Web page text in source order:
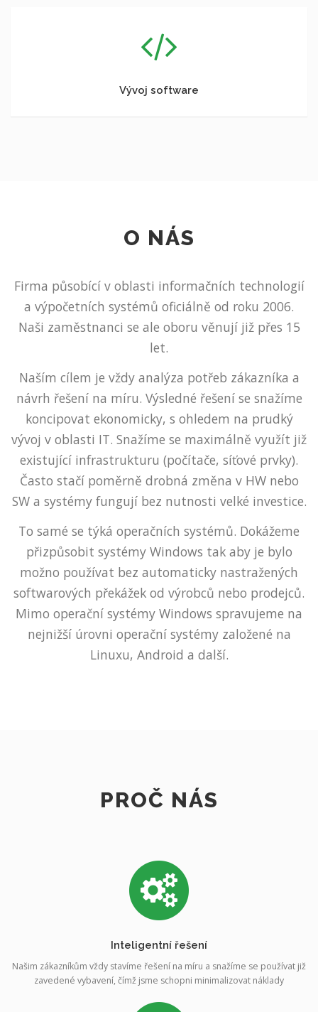
Vývoj software
O NÁS
Firma působící v oblasti informačních technologií
a výpočetních systémů oficiálně od roku 2006.
Naši zaměstnanci se ale oboru věnují již přes 15
let.
Naším cílem je vždy analýza potřeb zákazníka a
návrh řešení na míru. Výsledné řešení se snažíme
koncipovat ekonomicky, s ohledem na prudký
vývoj v oblasti IT. Snažíme se maximálně využít již
existující infrastrukturu (počítače, síťové prvky).
Často stačí poměrně drobná změna v HW nebo
SW a systémy fungují bez nutnosti velké investice.
To samé se týká operačních systémů. Dokážeme
přizpůsobit systémy Windows tak aby je bylo
možno používat bez automaticky nastražených
softwarových překážek od výrobců nebo prodejců.
Mimo operační systémy Windows spravujeme na
nejnižší úrovni operační systémy založené na
Linuxu, Android a další.
PROČ NÁS
Inteligentní řešení
Našim zákazníkům vždy stavíme řešení na míru a snažíme se používat již
zavedené vybavení, čímž jsme schopni minimalizovat náklady